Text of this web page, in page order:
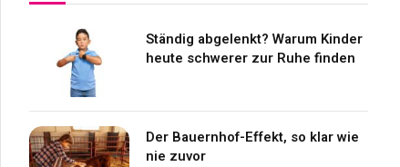
Ständig abgelenkt? Warum Kinder
heute schwerer zur Ruhe finden
Der Bauernhof-Effekt, so klar wie
nie zuvor